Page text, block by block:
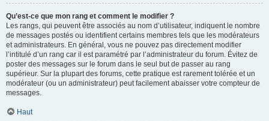
Qu’est-ce que mon rang et comment le modifier ?
Les rangs, qui peuvent être associés au nom d’utilisateur, indiquent le nombre
de messages postés ou identifient certains membres tels que les modérateurs
et administrateurs. En général, vous ne pouvez pas directement modifier
l’intitulé d’un rang car il est paramétré par l’administrateur du forum. Évitez de
poster des messages sur le forum dans le seul but de passer au rang
supérieur. Sur la plupart des forums, cette pratique est rarement tolérée et un
modérateur (ou un administrateur) peut facilement abaisser votre compteur de
messages.
Haut